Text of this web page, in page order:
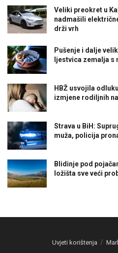
Veliki preokret u
nadmašili
drži vrh
Pušenje i dalje
ljestvica zemalja s
HBŽ usvojila
izmjene rodiljnih
Strava u BiH:
muža, policija
Blidinje pod
ložišta sve veći
Uvjeti korištenja